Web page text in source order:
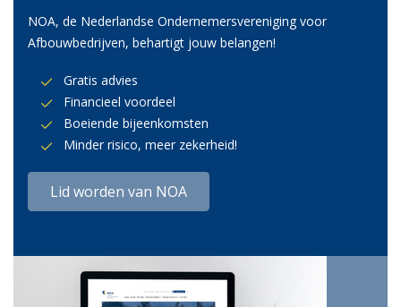
NOA, de Nederlandse Ondernemersvereniging voor
Afbouwbedrijven, behartigt jouw belangen!
Gratis advies
Financieel voordeel
Boeiende bijeenkomsten
Minder risico, meer zekerheid!
Lid worden van NOA